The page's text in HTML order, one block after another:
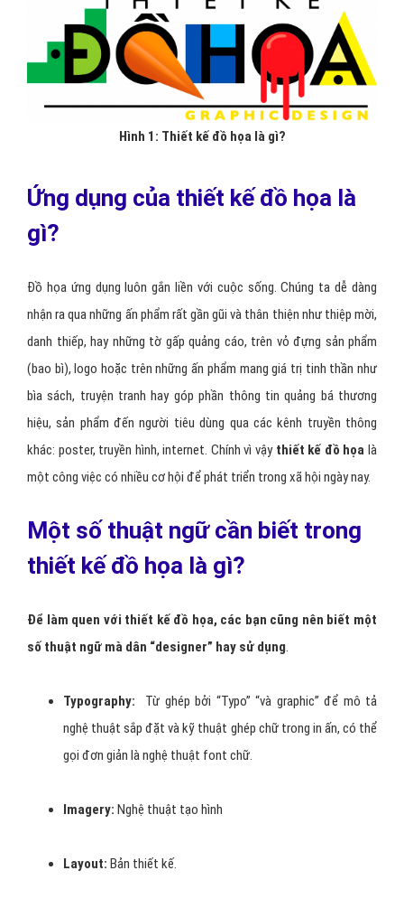
Hình 1: Thiết kế đồ họa là gì?
Ứng dụng của thiết kế đồ họa là
gì?
Đồ họa ứng dụng luôn gắn liền với cuộc sống. Chúng ta dễ dàng
nhận ra qua những ấn phẩm rất gần gũi và thân thiện như thiệp mời,
danh thiếp, hay những tờ gấp quảng cáo, trên vỏ đựng sản phẩm
(bao bì), logo hoặc trên những ấn phẩm mang giá trị tinh thần như
bìa sách, truyện tranh hay góp phần thông tin quảng bá thương
hiệu, sản phẩm đến người tiêu dùng qua các kênh truyền thông
khác: poster, truyền hình, internet. Chính vì vậy thiết kế đồ họa là
một công việc có nhiều cơ hội để phát triển trong xã hội ngày nay.
Một số thuật ngữ cần biết trong
thiết kế đồ họa là gì?
Để làm quen với thiết kế đồ họa, các bạn cũng nên biết một
số thuật ngữ mà dân “designer” hay sử dụng.
Typography:
Từ ghép bởi “Typo” “và graphic” để mô tả
nghệ thuật sắp đặt và kỹ thuật ghép chữ trong in ấn, có thể
gọi đơn giản là nghệ thuật font chữ.
Imagery: Nghệ thuật tạo hình
Layout: Bản thiết kế.